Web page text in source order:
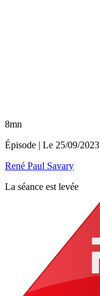
8mn
Épisode | Le 25/09/2023
René Paul Savary
La séance est levée